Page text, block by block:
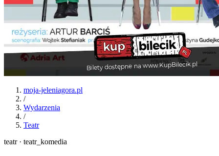
moja-jeleniagora.pl
/
Wydarzenia
/
Teatr
teatr · teatr_komedia